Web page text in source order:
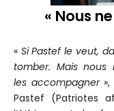
« Nous
« Si Pastef le veut,
tomber. Mais nous
les accompagner»,
Pastef (Patriotes